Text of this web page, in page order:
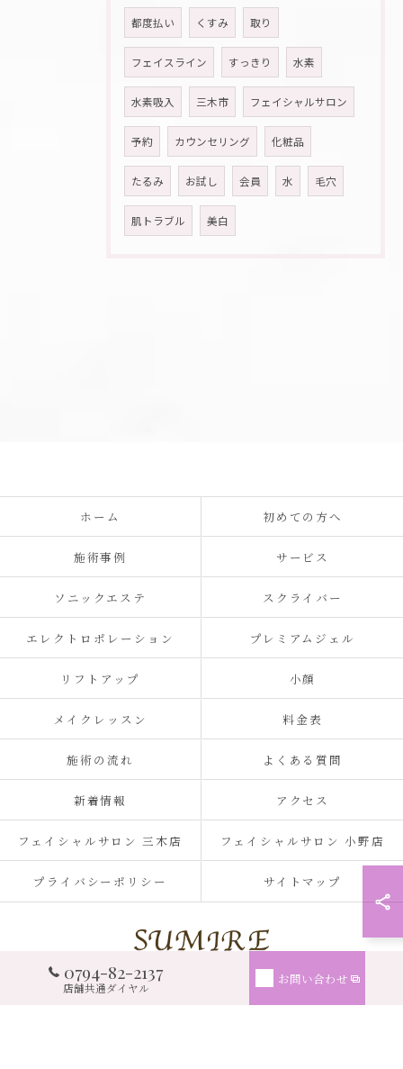
都度払い くすみ 取り
フェイスライン すっきり 水素
水素吸入 三木市 フェイシャルサロン
予約 カウンセリング 化粧品
たるみ お試し 会員 水 毛穴
肌トラブル 美白
0794-82-2137
店舗共通ダイヤル
お問い合わせ
ホーム 初めての方へ
施術事例 サービス
ソニックエステ スクライバー
エレクトロポレーション プレミアムジェル
リフトアップ 小顔
メイクレッスン 料金表
施術の流れ よくある質問
新着情報 アクセス
フェイシャルサロン 三木店 フェイシャルサロン 小野店
プライバシーポリシー サイトマップ
© 2026 兵庫県三木市のフェイシャルサロンならSUMIRE ALL RIGHTS RESERVED.